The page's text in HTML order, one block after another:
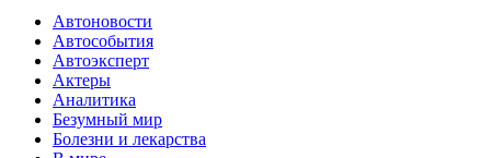
Автоновости
Автособытия
Автоэксперт
Актеры
Аналитика
Безумный мир
Болезни и лекарства